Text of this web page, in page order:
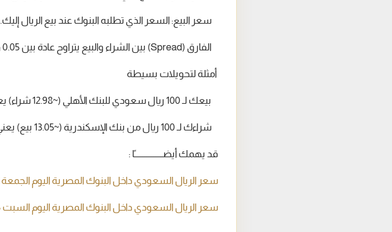
سعر البيع: السعر الذي تطلبه البنوك عند بيع الريال إليك.
الفارق (Spread) بين الشراء والبيع يتراوح عادة بين 0.05 و0.10 جنيه مصري.
أمثلة لتحويلات بسيطة
بيعك لـ 100 ريال سعودي للبنك الأهلي (~12.98 شراء) يعني أنك ستحصل على حوالي 1,298 ج.م
شراءك لـ 100 ريال من بنك الإسكندرية (~13.05 بيع) يعني إنفاق حوالي 1,305 ج.م
قد يهمك أيضــــــــــــــــًا :
سعر الريال السعودي داخل البنوك المصرية اليوم الجمعة 24 يناير / كانون الثاني 2025
سعر الريال السعودي داخل البنوك المصرية اليوم السبت 25 يناير / كانون الثاني 2025